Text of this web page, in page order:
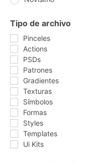
Tipo de archivo
Pinceles
Actions
PSDs
Patrones
Gradientes
Texturas
Símbolos
Formas
Styles
Templates
Ui Kits